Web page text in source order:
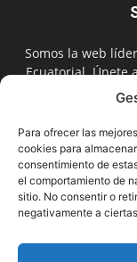
Para ofrecer las
cookies para
consentimiento de
el comportamiento de
sitio. No consentir o
negativamente a
Somos la web
Ecuatorial. Únete
digital